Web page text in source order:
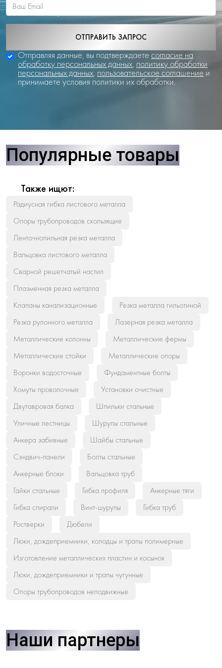
ОТПРАВИТЬ ЗАПРОС
Отправляя данные, вы подтверждаете согласие на
обработку персональных данных, политику обработки
персональных данных, пользовательское соглашение и
принимаете условия политики их обработки.
Популярные товары
Также ищют:
Радиусная гибка листового металла
Опоры трубопроводов скользящие
Ленточнопильная резка металла
Вальцовка листового металла
Сварной решетчатый настил
Плазменная резка металла
Клапаны канализационные
Резка металла гильотиной
Резка рулонного металла
Лазерная резка металла
Металлические колонны
Металлические фермы
Металлические стойки
Металлические опоры
Воронки водосточные
Фундаментные болты
Хомуты проволочные
Установки очистные
Двутавровая балка
Шпильки стальные
Уличные лестницы
Шурупы стальные
Анкера забивные
Шайбы стальные
Сэндвич-панели
Болты стальные
Анкерные блоки
Вальцовка труб
Гайки стальные
Гибка профиля
Анкерные тяги
Гибка спирали
Винт-шурупы
Гибка труб
Ростверки
Дюбели
Люки, дождеприемники, колодцы и трапы полимерные
Изготовление металлических пластин и косынок
Люки, дождеприемники и трапы чугунные
Опоры трубопроводов неподвижные
Наши партнеры